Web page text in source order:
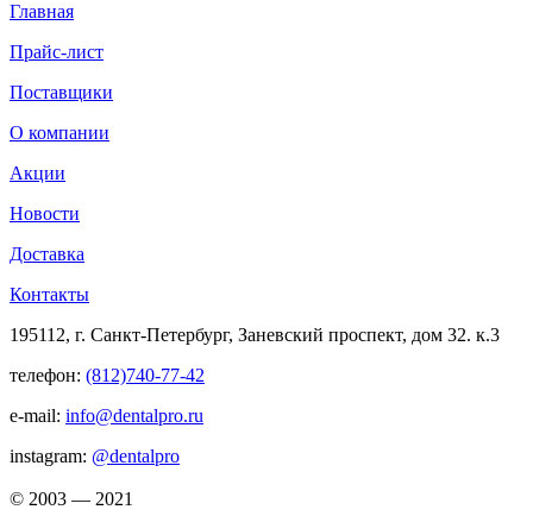
Главная
Прайс-лист
Поставщики
О компании
Акции
Новости
Доставка
Контакты
195112, г. Санкт-Петербург, Заневский проспект, дом 32. к.3
телефон: (812)740-77-42
e-mail: info@dentalpro.ru
instagram: @dentalpro
© 2003 — 2021